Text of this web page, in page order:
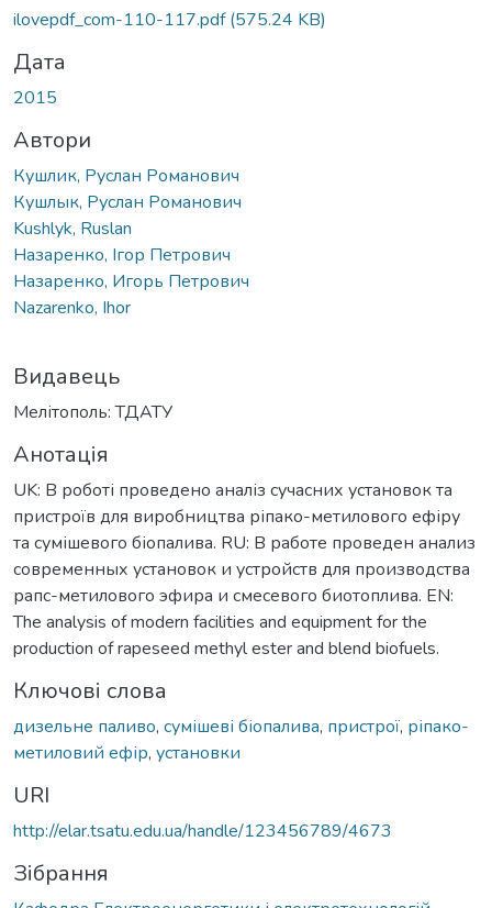
ilovepdf_com-110-117.pdf(575.24 KB)
Дата
2015
Автори
Кушлик, Руслан Романович
Кушлык, Руслан Романович
Kushlyk, Ruslan
Назаренко, Ігор Петрович
Назаренко, Игорь Петрович
Nazarenko, Ihor
Видавець
Мелітополь: ТДАТУ
Анотація
UK: В роботі проведено аналіз сучасних установок та
пристроїв для виробництва ріпако-метилового ефіру
та сумішевого біопалива. RU: В работе проведен анализ
современных установок и устройств для производства
рапс-метилового эфира и смесевого биотоплива. EN:
The analysis of modern facilities and equipment for the
production of rapeseed methyl ester and blend biofuels.
Ключові слова
дизельне паливо, сумішеві біопалива, пристрої, ріпако-
метиловий ефір, установки
URI
http://elar.tsatu.edu.ua/handle/123456789/4673
Зібрання